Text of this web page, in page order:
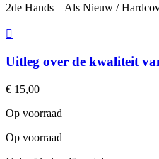
2de Hands – Als Nieuw /
Uitleg over de kwaliteit
€ 15,00
Op voorraad
Op voorraad